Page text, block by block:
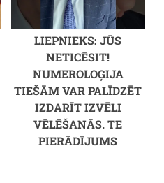
LIEPNIEKS: JŪS
NETICĒSIT!
NUMEROLOĢIJA
TIEŠĀM VAR PALĪDZĒT
IZDARĪT IZVĒLI
VĒLĒŠANĀS. TE
PIERĀDĪJUMS